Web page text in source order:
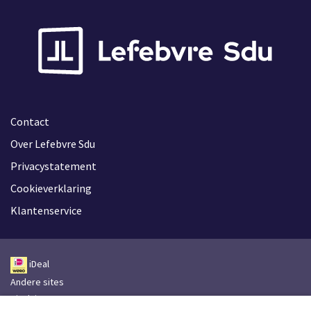
Contact
Over Lefebvre Sdu
Privacystatement
Cookieverklaring
Klantenservice
iDeal
Andere sites
Disclaimer